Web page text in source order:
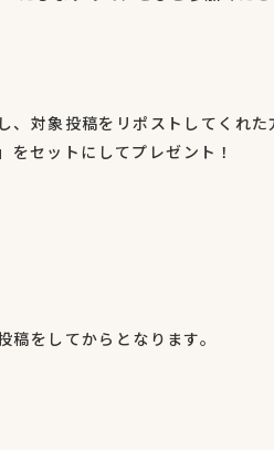
、対象投稿をリポストしてくれた
セットにしてプレゼント！
稿をしてからとなります。